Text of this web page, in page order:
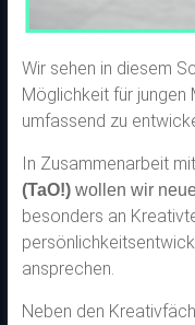
Wir sehen in diesem
Möglichkeit für jungen
umfassend zu
In Zusammenarbeit
(TaO!) wollen wir
besonders an
ansprechen.
Neben den